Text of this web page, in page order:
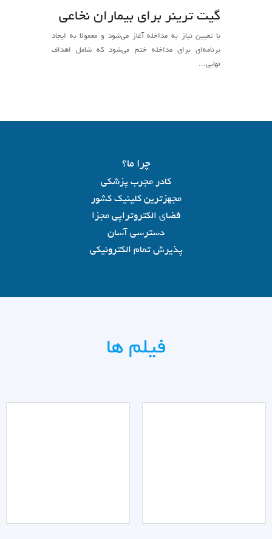
گیت ترینر برای بیماران نخاعی
با تعیین نیاز به مداخله آغاز می‌شود و معمولا به ایجاد
برنامه‌ای برای مداخله ختم می‌شود که شامل اهداف
نهایی...
چرا ما؟
کادر مجرب پزشکی
مجهزترین کلینیک کشور
فضای الکتروتراپی مجزا
دسترسی آسان
پذیرش تمام الکترونیکی
فیلم ها